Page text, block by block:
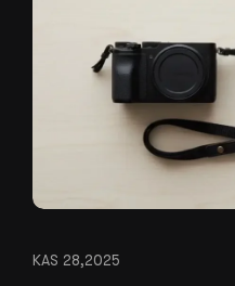
KAS 28,2025